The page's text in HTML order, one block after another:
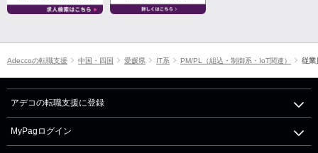
Adeccoの転職支援 中国・四国 愛媛県 IT系 PM/PL（組込・制御系・IoT関連） 従業
アデコの転職支援に登録
MyPagログイン